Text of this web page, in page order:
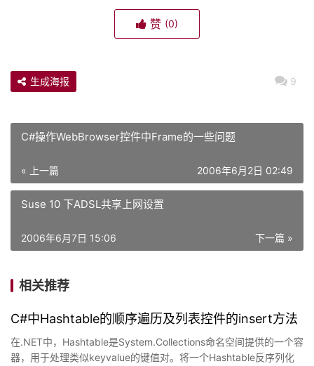
赞 (0)
9
生成海报
C#操作WebBrowser控件中Frame的一些问题
« 上一篇 2006年6月2日 02:49
Suse 10 下ADSL共享上网设置
下一篇 »
2006年6月7日 15:06
相关推荐
C#中Hashtable的顺序遍历及列表控件的insert方法
在.NET中，Hashtable是System.Collections命名空间提供的一个容
器，用于处理类似keyvalue的键值对。将一个Hashtable反序列化